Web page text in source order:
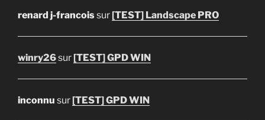
renard j-francoissur[TEST] Landscape PRO
winry26sur[TEST] GPD WIN
inconnu sur[TEST] GPD WIN